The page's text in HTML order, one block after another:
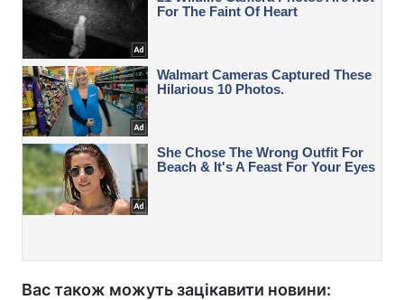
Вас також можуть зацікавити новини: